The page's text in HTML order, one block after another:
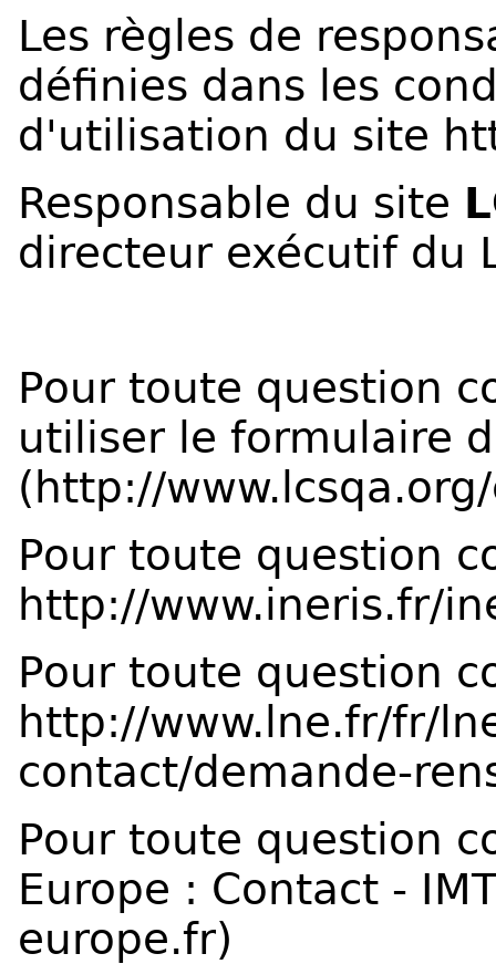
Les règles de
définies dans les
d'utilisation du site
Responsable du site
directeur exécutif du
Pour toute question
utiliser le formulaire
( http://
Pour toute question
http://www.ineris.fr/
Pour toute question
http://www.lne.fr/fr/
contact/demande-
Pour toute question
Europe : Contact -
europe.fr)